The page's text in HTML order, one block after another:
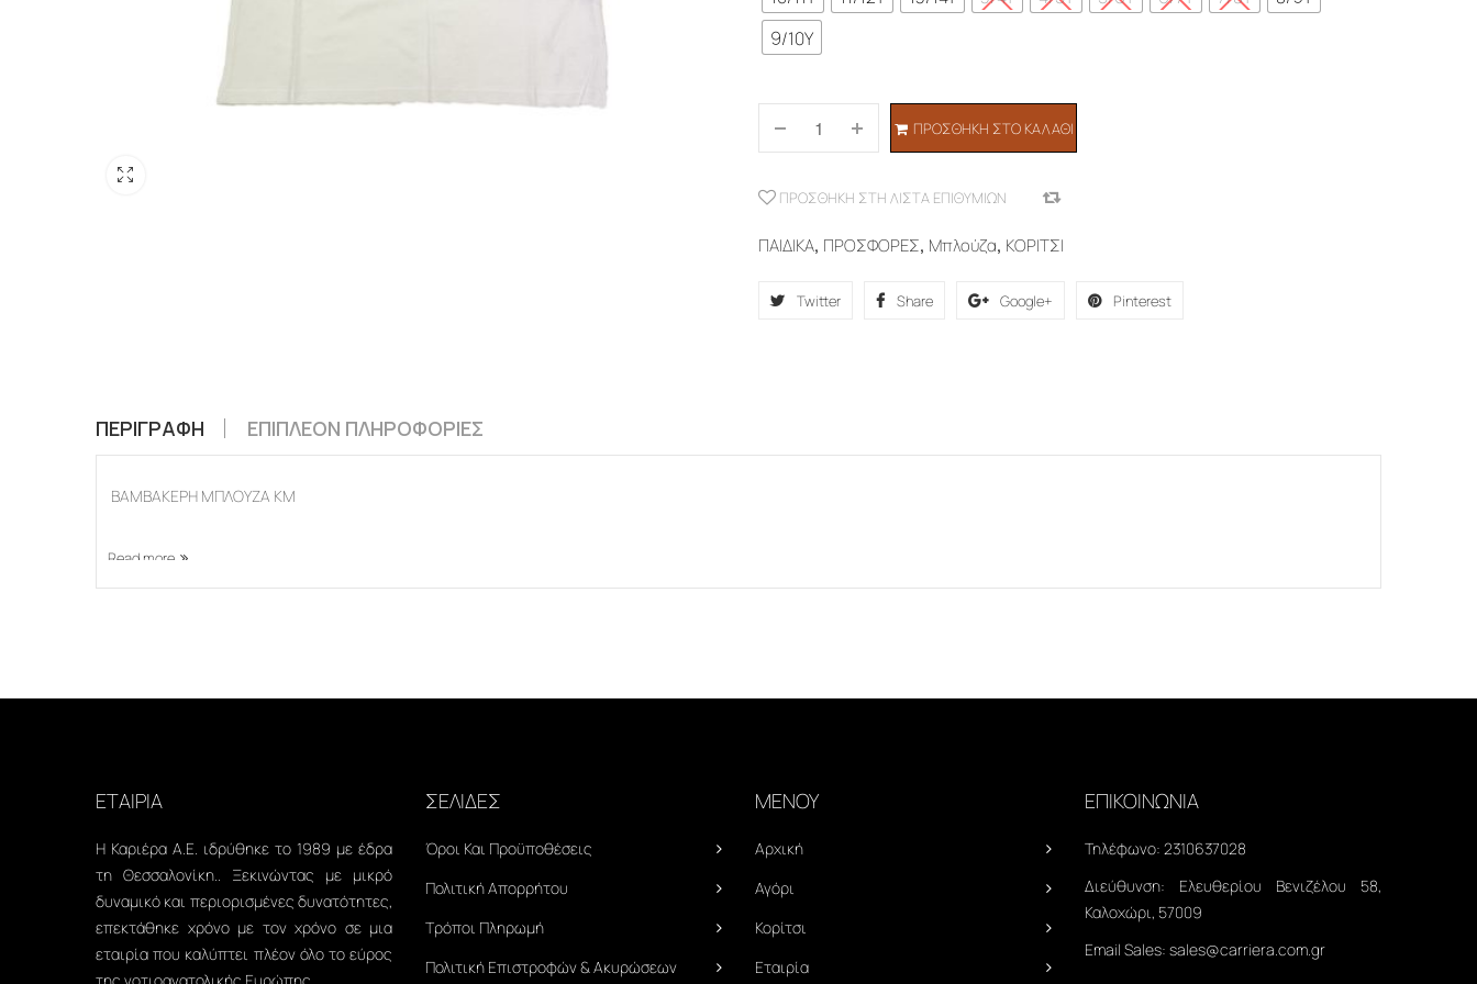
9/10Y
ΠΡΟΣΘΉΚΗ ΣΤΟ ΚΑΛΆΘΙ
ΠΡΟΣΘΉΚΗ ΣΤΗ ΛΊΣΤΑ ΕΠΙΘΥΜΙΏΝ
ΠΑΙΔΙΚΑ, ΠΡΟΣΦΟΡΕΣ, Μπλούζα, ΚΟΡΙΤΣΙ
Twitter Share Google+ Pinterest
ΠΕΡΙΓΡΑΦΉ ΕΠΙΠΛΈΟΝ ΠΛΗΡΟΦΟΡΊΕΣ
ΒΑΜΒΑΚΕΡΗ ΜΠΛΟΥΖΑ ΚΜ
Read more
ΕΤΑΙΡΙΑ
Η Καριέρα Α.Ε. ιδρύθηκε το 1989 με έδρα
τη Θεσσαλονίκη.. Ξεκινώντας με μικρό
δυναμικό και περιορισμένες δυνατότητες,
επεκτάθηκε χρόνο με τον χρόνο σε μια
εταιρία που καλύπτει πλέον όλο το εύρος
ΣΕΛΙΔΕΣ
Όροι Και Προϋποθέσεις
Πολιτική Απορρήτου
Τρόποι Πληρωμή
Πολιτική Επιστροφών & Ακυρώσεων
ΜΕΝΟΥ
Αρχική
Αγόρι
Κορίτσι
Εταιρία
ΕΠΙΚΟΙΝΩΝΙΑ
Τηλέφωνο: 2310637028
Διεύθυνση: Ελευθερίου Βενιζέλου 58,
Καλοχώρι, 57009
Email Sales: sales@carriera.com.gr